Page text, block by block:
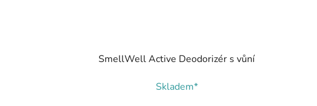
SmellWell Active Deodorizér s vůní
Skladem*